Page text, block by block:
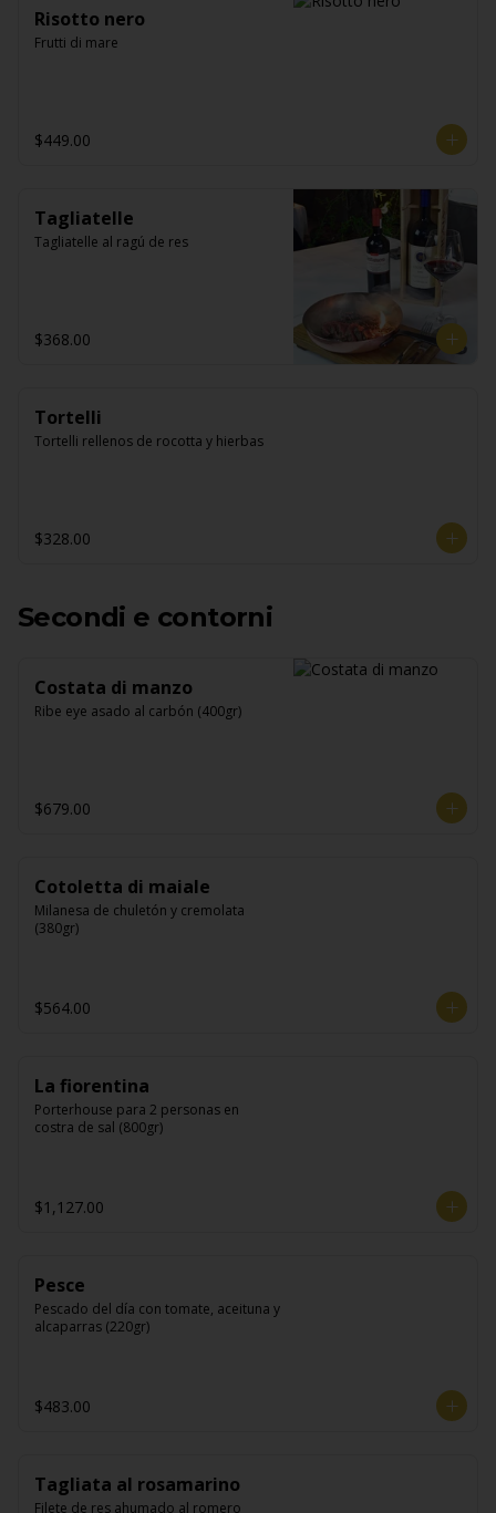
Risotto nero
Frutti di mare
$449.00
Tagliatelle
Tagliatelle al ragú de res
$368.00
Tortelli
Tortelli rellenos de rocotta y hierbas
$328.00
Secondi e contorni
Costata di manzo
Ribe eye asado al carbón (400gr)
$679.00
Cotoletta di maiale
Milanesa de chuletón y cremolata
(380gr)
$564.00
La fiorentina
Porterhouse para 2 personas en
costra de sal (800gr)
$1,127.00
Pesce
Pescado del día con tomate, aceituna y
alcaparras (220gr)
$483.00
Tagliata al rosamarino
Filete de res ahumado al romero